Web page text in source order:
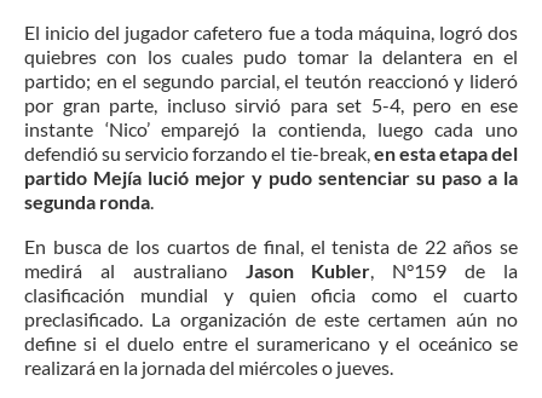
El inicio del jugador cafetero fue a toda máquina, logró dos
quiebres con los cuales pudo tomar la delantera en el
partido; en el segundo parcial, el teutón reaccionó y lideró
por gran parte, incluso sirvió para set 5-4, pero en ese
instante ‘Nico’ emparejó la contienda, luego cada uno
defendió su servicio forzando el tie-break, en esta etapa del
partido Mejía lució mejor y pudo sentenciar su paso a la
segunda ronda
En busca de los cuartos de final, el tenista de 22 años se
medirá al australiano
Jason Kubler , N°159 de la
clasificación mundial y quien oficia como el cuarto
preclasificado. La organización de este certamen aún no
define si el duelo entre el suramericano y el oceánico se
realizará en la jornada del miércoles o jueves.